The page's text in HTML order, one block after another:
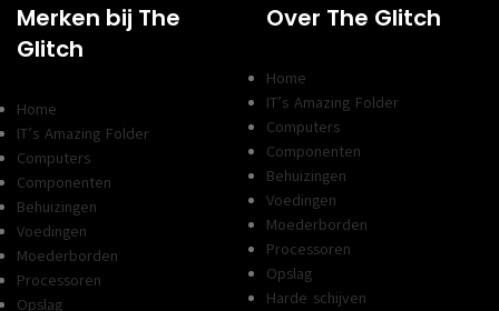
Merken bij The
Glitch
Home
IT’s Amazing Folder
Computers
Componenten
Behuizingen
Voedingen
Moederborden
Processoren
Opslag
Over The Glitch
Home
IT’s Amazing Folder
Computers
Componenten
Behuizingen
Voedingen
Moederborden
Processoren
Opslag
Harde schijven